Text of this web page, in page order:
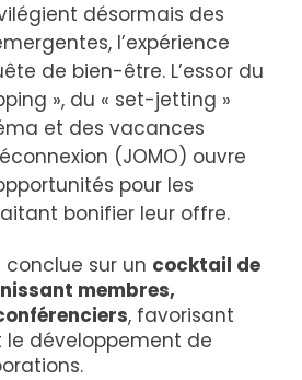
désormais des
l’expérience
de bien-être. L’essor du
», du « set-jetting »
et des vacances
(JOMO) ouvre
pour les
bonifier leur offre.
conclue sur un cocktail de
membres,
, favorisant
le développement de